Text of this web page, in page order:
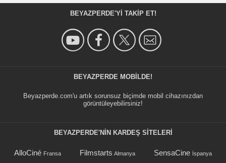
BEYAZPERDE'YI TAKIP ET!
BEYAZPERDE MOBILDE!
Beyazperde.com'u artık sorunsuz biçimde mobil cihazınızdan
görüntüleyebilirsiniz!
BEYAZPERDE'NIN KARDEŞ SİTELERİ
AlloCiné Fransa Filmstarts Almanya SensaCine İspanya